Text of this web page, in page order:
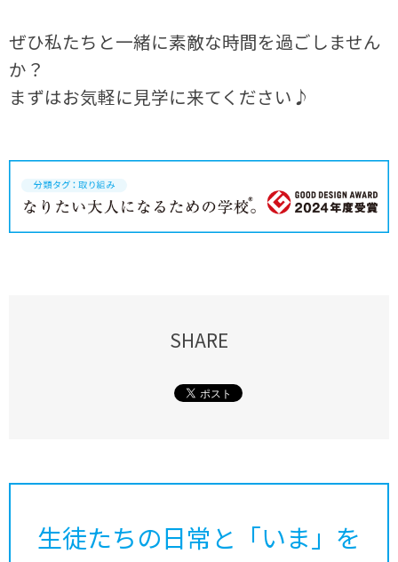
ぜひ私たちと一緒に素敵な時間を過ごしません
か？
まずはお気軽に見学に来てください♪
SHARE
生徒たちの日常と「いま」を